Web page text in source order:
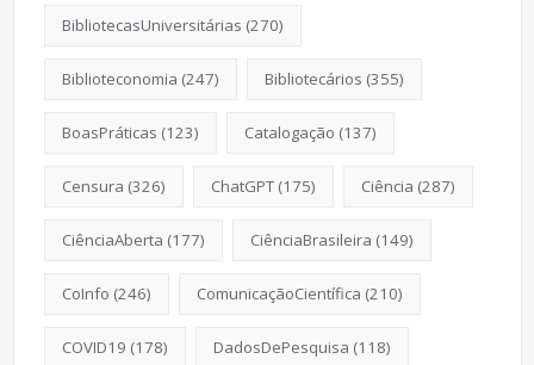
BibliotecasUniversitárias (270)
Biblioteconomia (247) Bibliotecários (355)
BoasPráticas (123) Catalogação (137)
Censura (326) ChatGPT(175) Ciência (287)
CiênciaAberta (177) CiênciaBrasileira (149)
CoInfo (246) ComunicaçãoCientífica (210)
COVID19 (178) DadosDePesquisa (118)